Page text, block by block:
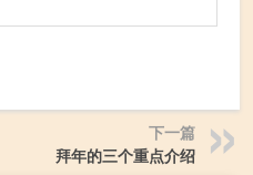
下一篇
拜年的三个重点介绍